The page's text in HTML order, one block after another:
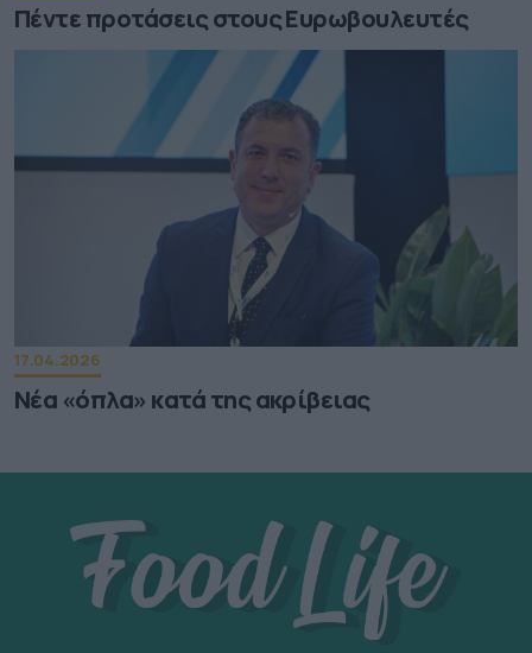
Πέντε προτάσεις στους Ευρωβουλευτές
17.04.2026
Νέα «όπλα» κατά της ακρίβειας